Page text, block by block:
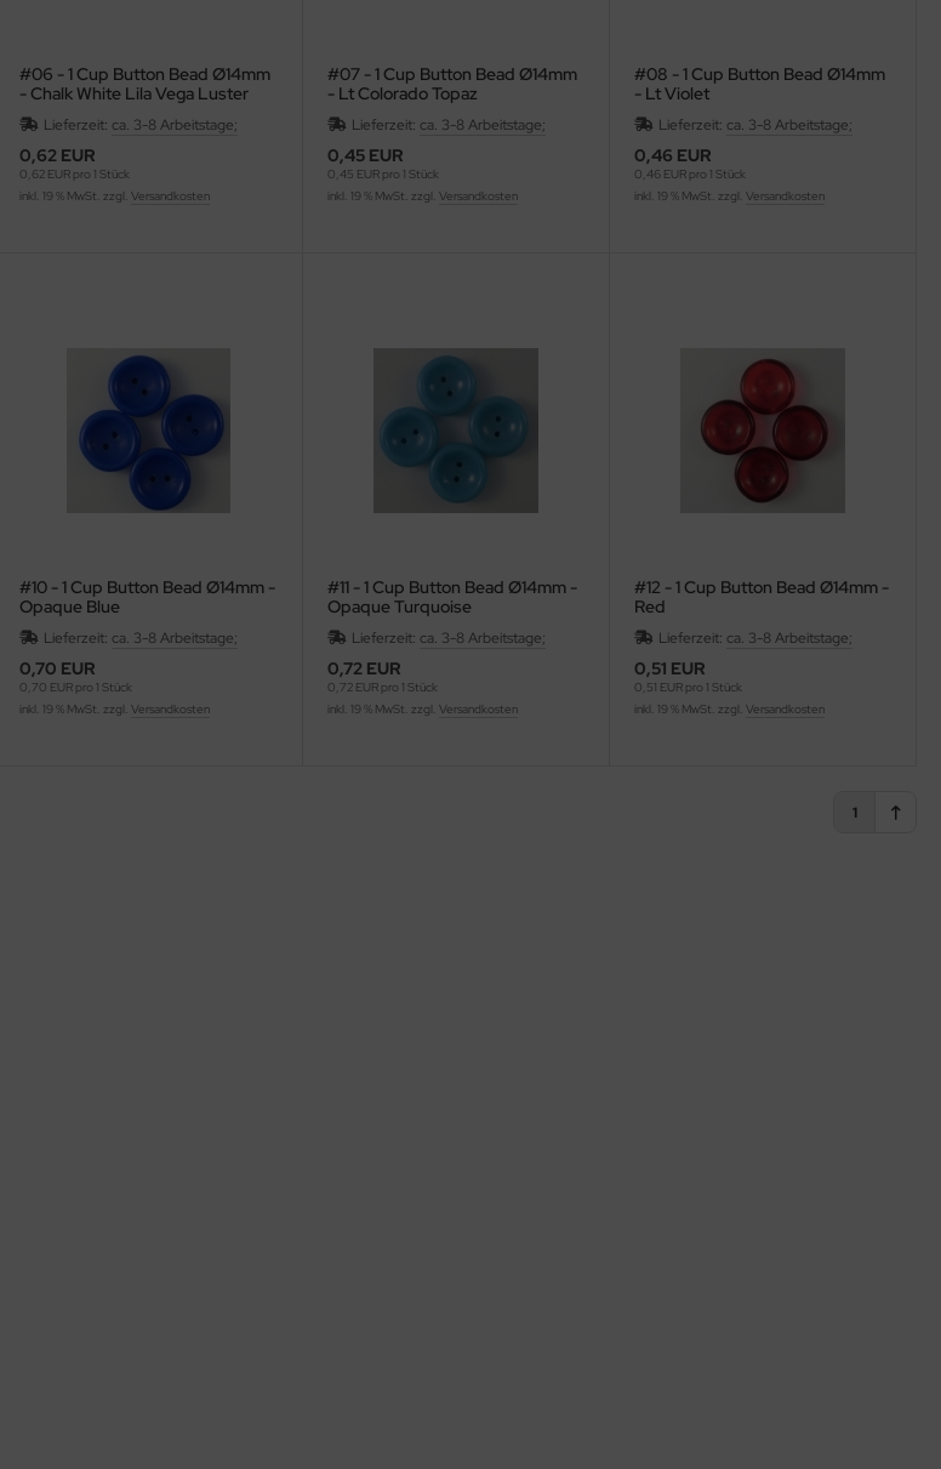
#06 - 1 Cup Button Bead Ø14mm
- Chalk White Lila Vega Luster
Lieferzeit: ca. 3-8 Arbeitstage;
0,62 EUR
0,62 EUR pro 1 Stück
inkl. 19 % MwSt. zzgl.Versandkosten
#07 - 1 Cup Button Bead Ø14mm
- Lt Colorado Topaz
Lieferzeit: ca. 3-8 Arbeitstage;
0,45 EUR
0,45 EUR pro 1 Stück
inkl. 19 % MwSt. zzgl. Versandkosten
#08 - 1 Cup Button Bead Ø14mm
- Lt Violet
Lieferzeit: ca. 3-8 Arbeitstage;
0,46 EUR
0,46 EUR pro 1 Stück
inkl. 19 % MwSt. zzgl. Versandkosten
#10 - 1 Cup Button Bead Ø14mm -
Opaque Blue
Lieferzeit: ca. 3-8 Arbeitstage;
0,70 EUR
0,70 EUR pro 1 Stück
inkl. 19 % MwSt. zzgl.Versandkosten
#11 - 1 Cup Button Bead Ø14mm -
Opaque Turquoise
Lieferzeit: ca. 3-8 Arbeitstage;
0,72 EUR
0,72 EUR pro 1 Stück
inkl. 19 % MwSt. zzgl. Versandkosten
#12 - 1 Cup Button Bead Ø14mm -
Red
Lieferzeit: ca. 3-8 Arbeitstage;
0,51 EUR
0,51 EUR pro 1 Stück
inkl. 19 % MwSt. zzgl. Versandkosten
1